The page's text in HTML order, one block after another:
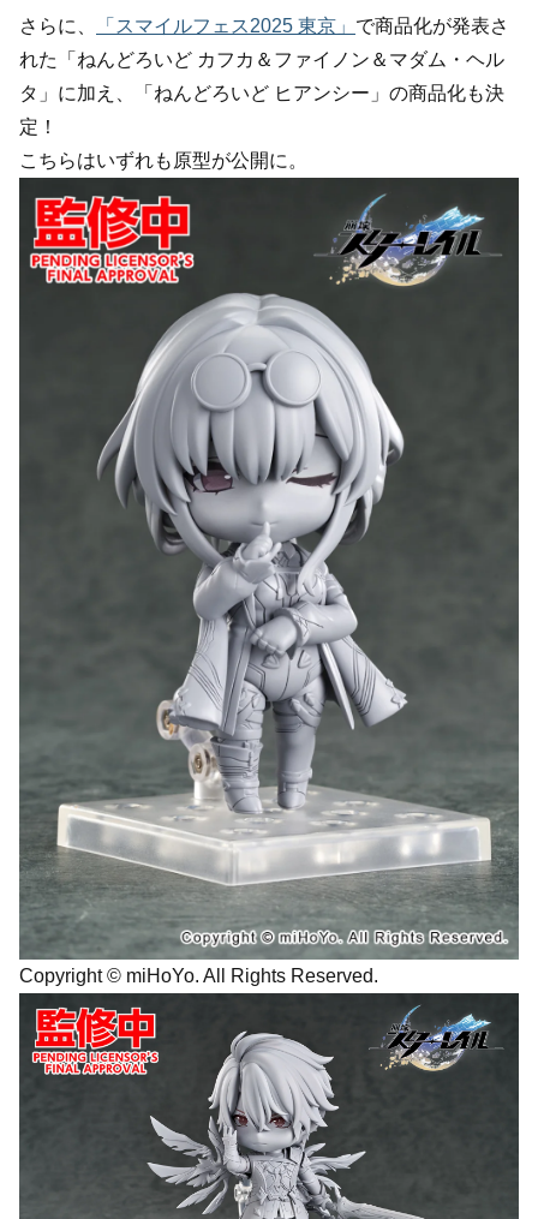
さらに、 「スマイルフェス2025 東京」 で商品化が発表さ
れた「ねんどろいど カフカ＆ファイノン＆マダム・ヘル
タ」に加え、「ねんどろいど ヒアンシー」の商品化も決
定！
こちらはいずれも原型が公開に。
Copyright © miHoYo. All Rights Reserved.